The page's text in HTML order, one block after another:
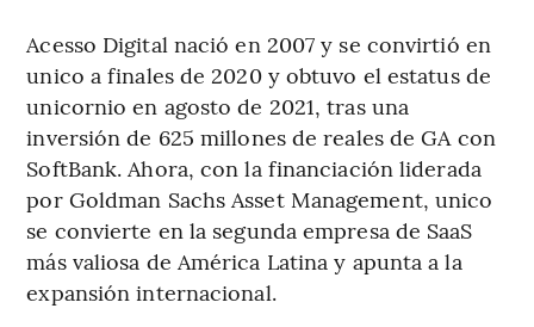
Acesso Digital nació en 2007 y se convirtió en
unico a finales de 2020 y obtuvo el estatus de
unicornio en agosto de 2021, tras una
inversión de 625 millones de reales de GA con
SoftBank. Ahora, con la financiación liderada
por Goldman Sachs Asset Management, unico
se convierte en la segunda empresa de SaaS
más valiosa de América Latina y apunta a la
expansión internacional.